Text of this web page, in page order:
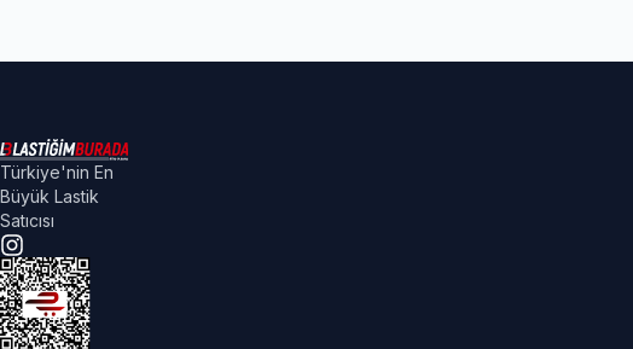
Türkiye'nin En
Büyük Lastik
Satıcısı